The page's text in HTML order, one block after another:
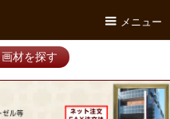
メニュー
画材を探す